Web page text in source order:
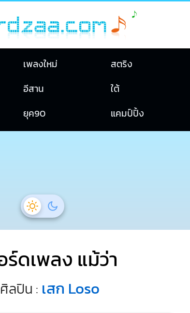
เพลงใหม่ สตริง
อีสาน ใต้
ยุค90 แคมป์ปิ้ง
ร์ดเพลง แม้ว่า
ศิลปิน : เสก Loso